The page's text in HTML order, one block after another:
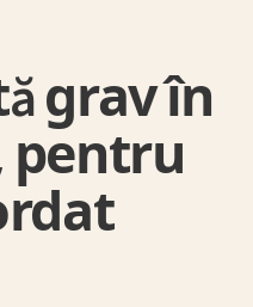
grav în
pentru